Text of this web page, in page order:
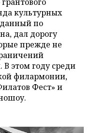
культурных
по
дал дорогу
прежде не
этом году среди
филармонии,
Фест» и